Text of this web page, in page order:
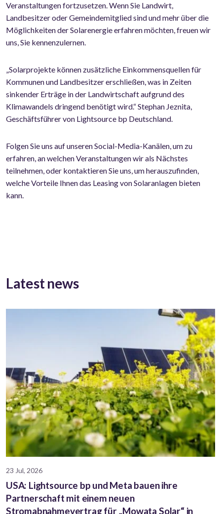
Veranstaltungen fortzusetzen. Wenn Sie Landwirt,
Landbesitzer oder Gemeindemitglied sind und mehr über die
Möglichkeiten der Solarenergie erfahren möchten, freuen wir
uns, Sie kennenzulernen.
„Solarprojekte können zusätzliche Einkommensquellen für
Kommunen und Landbesitzer erschließen, was in Zeiten
sinkender Erträge in der Landwirtschaft aufgrund des
Klimawandels dringend benötigt wird.“ Stephan Jeznita,
Geschäftsführer von Lightsource bp Deutschland.
Folgen Sie uns auf unseren Social-Media-Kanälen, um zu
erfahren, an welchen Veranstaltungen wir als Nächstes
teilnehmen, oder kontaktieren Sie uns, um herauszufinden,
welche Vorteile Ihnen das Leasing von Solaranlagen bieten
kann.
Latest news
23 Jul, 2026
USA: Lightsource bp und Meta bauen ihre
Partnerschaft mit einem neuen
Stromabnahmevertrag für „Mowata Solar“ in